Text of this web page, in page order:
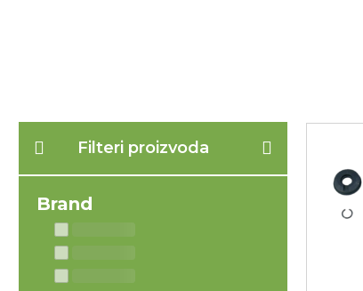
Filteri proizvoda
Brand